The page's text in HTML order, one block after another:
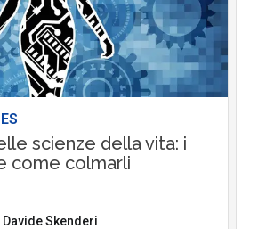
scienze della vita: i
come colmarli
Davide Skenderi